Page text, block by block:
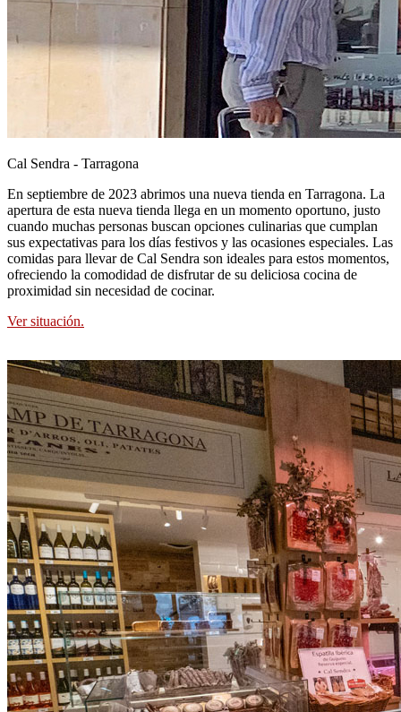
Cal Sendra - Tarragona
En septiembre de 2023 abrimos una nueva tienda en Tarragona. La
apertura de esta nueva tienda llega en un momento oportuno, justo
cuando muchas personas buscan opciones culinarias que cumplan
sus expectativas para los días festivos y las ocasiones especiales. Las
comidas para llevar de Cal Sendra son ideales para estos momentos,
ofreciendo la comodidad de disfrutar de su deliciosa cocina de
proximidad sin necesidad de cocinar.
Ver situación.